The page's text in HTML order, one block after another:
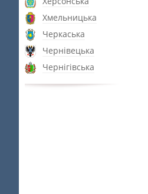
Хмельницька
Черкаська
Чернівецька
Чернігівська